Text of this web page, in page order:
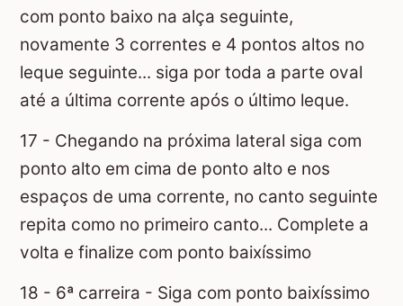
com ponto baixo na alça seguinte,
novamente 3 correntes e 4 pontos altos no
leque seguinte... siga por toda a parte oval
até a última corrente após o último leque.
17 - Chegando na próxima lateral siga com
ponto alto em cima de ponto alto e nos
espaços de uma corrente, no canto seguinte
repita como no primeiro canto... Complete a
volta e finalize com ponto baixíssimo
18 - 6ª carreira - Siga com ponto baixíssimo